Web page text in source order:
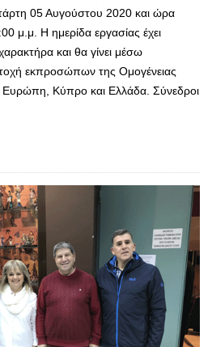
05 Αυγούστου 2020 και ώρα
μ.μ. Η ημερίδα εργασίας έχει
και θα γίνει μέσω
εκπροσώπων της Ομογένειας
Ευρώπη, Κύπρο και Ελλάδα. Σύνεδροι